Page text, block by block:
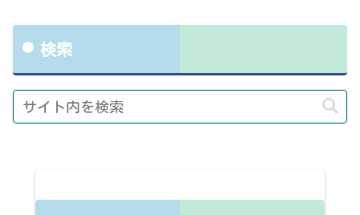
検索